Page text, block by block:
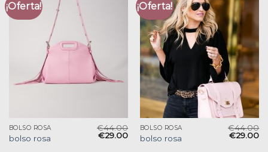
¡Oferta!
BOLSO ROSA
bolso rosa
€44.00
€29.00
¡Oferta!
BOLSO ROSA
bolso rosa
€44.00
€29.00